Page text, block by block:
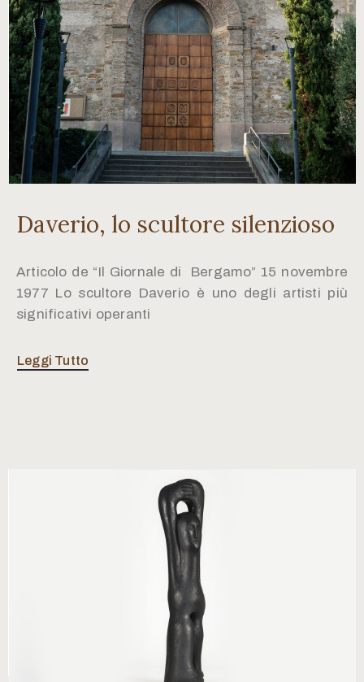
Daverio, lo scultore silenzioso
Articolo de “Il Giornale di Bergamo” 15 novembre
1977 Lo scultore Daverio è uno degli artisti più
significativi operanti
Leggi Tutto